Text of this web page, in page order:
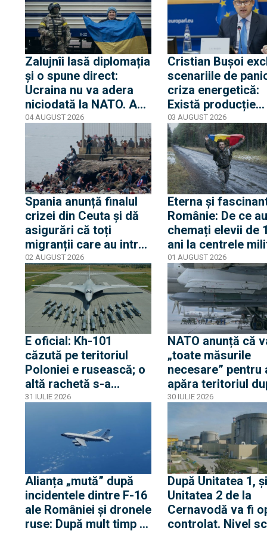
că Trump nu s-a aflat
niciun moment în
pericol
care anula
lovit o a doua
Zalujnîi lasă diplomația
și o spune direct:
Ucraina nu va adera
niciodată la NATO. Am
auzit 12 ani povești
privind aderarea
04 AUGUST 2026
Cristian Bușoi
scenariile de
criza energetică:
Există producție
internă stabilă cât
alimentăm
03 AUGUST 2026
Spania anunță finalul
crizei din Ceuta și dă
asigurări că toți
migranții care au intrat
ilegal au părăsit
enclava spaniolă. Criza
trezește temeri în
Europa după episodul
din 2015
02 AUGUST 2026
Eterna și
Românie: De ce
chemați elevii de
ani la centrele
și de ce nu este
despre mobilizare
01 AUGUST 2026
E oficial: Kh-101
căzută pe teritoriul
Poloniei e rusească; o
altă rachetă s-a
apropiat la 5 km de
întors spre Ucraina
31 IULIE 2026
NATO anunță că
„toate măsurile
necesare” pentru
apăra teritoriul
ce o rachetă rusă a
explodat în
30 IULIE 2026
Alianța „mută” după
incidentele dintre F-16
ale României și dronele
ruse: După mult timp o
După Unitatea 1, și
Unitatea 2 de la
Cernavodă va fi
controlat. Nivel